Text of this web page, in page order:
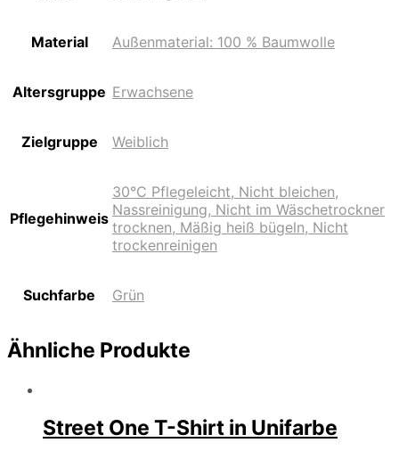
Material Außenmaterial: 100 % Baumwolle
Altersgruppe Erwachsene
Zielgruppe Weiblich
Pflegehinweis
30°C Pflegeleicht, Nicht bleichen,
Nassreinigung, Nicht im Wäschetrockner
trocknen, Mäßig heiß bügeln, Nicht
trockenreinigen
Suchfarbe Grün
Ähnliche Produkte
Street One T-Shirt in Unifarbe